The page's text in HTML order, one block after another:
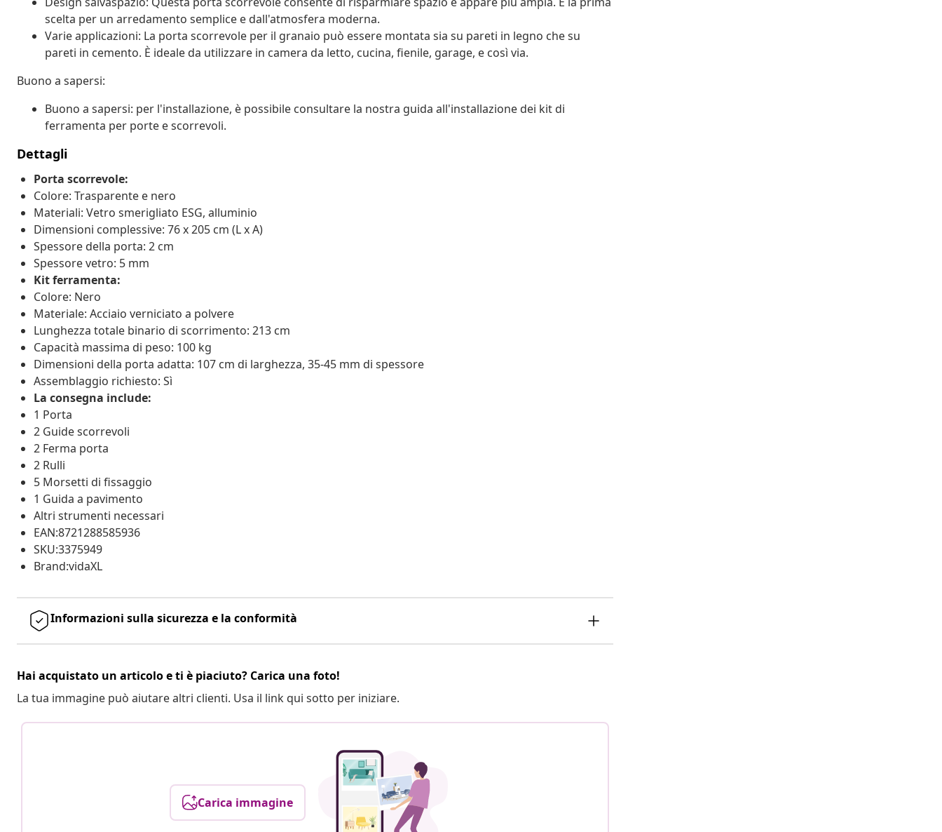
scelta per un arredamento semplice e dall'atmosfera moderna.
Varie applicazioni: La porta scorrevole per il granaio può essere montata sia su pareti in legno che su
pareti in cemento. È ideale da utilizzare in camera da letto, cucina, fienile, garage, e così via.
Buono a sapersi:
Buono a sapersi: per l'installazione, è possibile consultare la nostra guida all'installazione dei kit di
ferramenta per porte e scorrevoli.
Dettagli
Porta scorrevole:
Colore: Trasparente e nero
Materiali: Vetro smerigliato ESG, alluminio
Dimensioni complessive: 76 x 205 cm (L x A)
Spessore della porta: 2 cm
Spessore vetro: 5 mm
Kit ferramenta:
Colore: Nero
Materiale: Acciaio verniciato a polvere
Lunghezza totale binario di scorrimento: 213 cm
Capacità massima di peso: 100 kg
Dimensioni della porta adatta: 107 cm di larghezza, 35-45 mm di spessore
Assemblaggio richiesto: Sì
La consegna include:
1 Porta
2 Guide scorrevoli
2 Ferma porta
2 Rulli
5 Morsetti di fissaggio
1 Guida a pavimento
Altri strumenti necessari
EAN:8721288585936
SKU:3375949
Brand:vidaXL
Informazioni sulla sicurezza e la conformità
Hai acquistato un articolo e ti è piaciuto? Carica una foto!
La tua immagine può aiutare altri clienti. Usa il link qui sotto per iniziare.
Carica immagine